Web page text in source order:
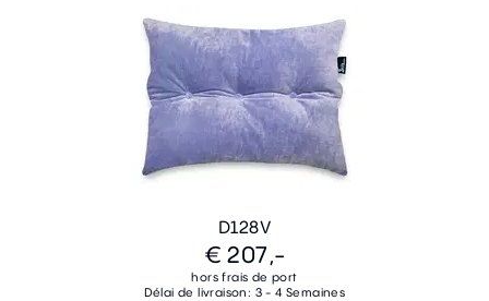
D128V
€ 207,-
hors frais de port
Délai de livraison: 3 - 4 Semaines